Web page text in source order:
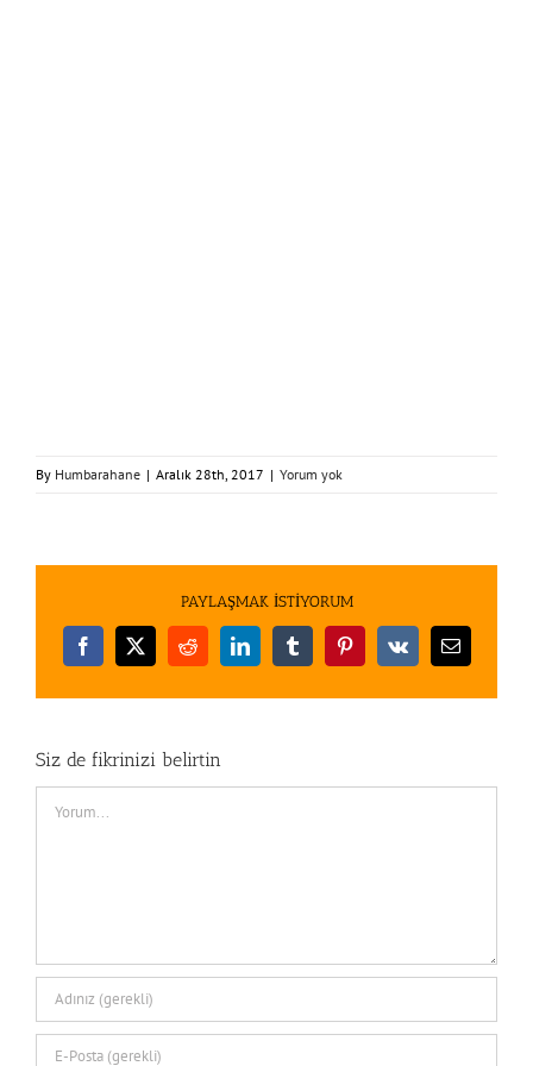
By Humbarahane | Aralık 28th, 2017 | Yorum yok
PAYLAŞMAK İSTİYORUM
Facebook
X RedditLinkedInTumblrPinterest
Vk
E-
Siz de fikrinizi belirtin